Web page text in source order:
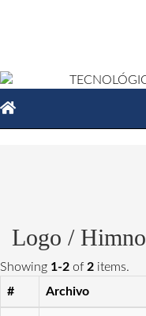
Logo / Himno
Showing 1-2 of 2 items.
#
Archivo